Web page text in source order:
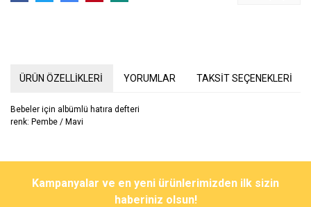
ÜRÜN ÖZELLİKLERİ YORUMLAR TAKSİT SEÇENEKLERİ
Bebeler için albümlü hatıra defteri
renk: Pembe / Mavi
Bu ürüne ilk yorumu siz yapın!
tarafımıza iletebilirsiniz.
Görüş ve önerileriniz için teşekkür ederiz.
Kampanyalar ve en yeni ürünlerimizden ilk sizin
haberiniz olsun!